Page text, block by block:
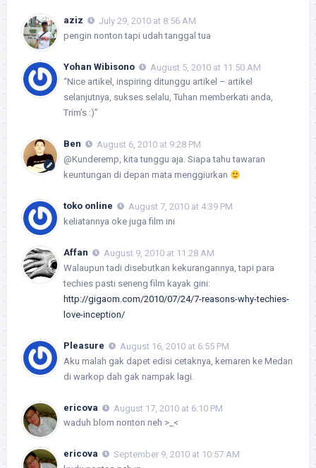
aziz
July 29, 2010 at 8:56 AM
pengin nonton tapi udah tanggal tua
Yohan Wibisono
August 5, 2010 at 11:50 AM
“Nice artikel, inspiring ditunggu artikel – artikel
selanjutnya, sukses selalu, Tuhan memberkati anda,
Trim’s :)”
Ben
August 6, 2010 at 9:28 PM
@Kunderemp, kita tunggu aja. Siapa tahu tawaran
keuntungan di depan mata menggiurkan
toko online
August 7, 2010 at 4:39 PM
keliatannya oke juga film ini
Affan
August 9, 2010 at 11:28 AM
Walaupun tadi disebutkan kekurangannya, tapi para
techies pasti seneng film kayak gini:
http://gigaom.com/2010/07/24/7-reasons-why-techies-
love-inception/
Pleasure
August 16, 2010 at 6:55 PM
Aku malah gak dapet edisi cetaknya, kemaren ke Medan
di warkop dah gak nampak lagi.
ericova
August 17, 2010 at 6:10 PM
waduh blom nonton neh >_<
ericova
September 9, 2010 at 10:57 AM